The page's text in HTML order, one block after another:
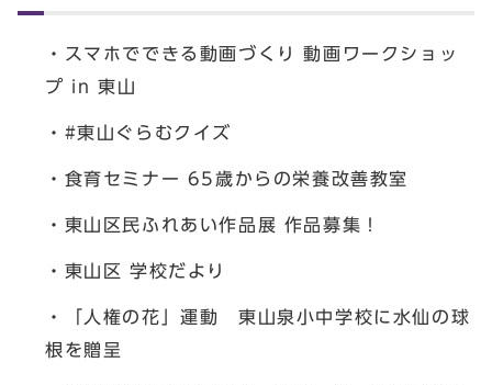
・スマホでできる動画づくり 動画ワークショッ
プ in 東山
・#東山ぐらむクイズ
・食育セミナー 65歳からの栄養改善教室
・東山区民ふれあい作品展 作品募集！
・東山区 学校だより
・「人権の花」運動 東山泉小中学校に水仙の球
根を贈呈